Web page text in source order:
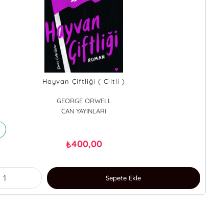
Hayvan Çiftliği ( Ciltli )
GEORGE ORWELL
CAN YAYINLARI
₺400,00
Sepete Ekle